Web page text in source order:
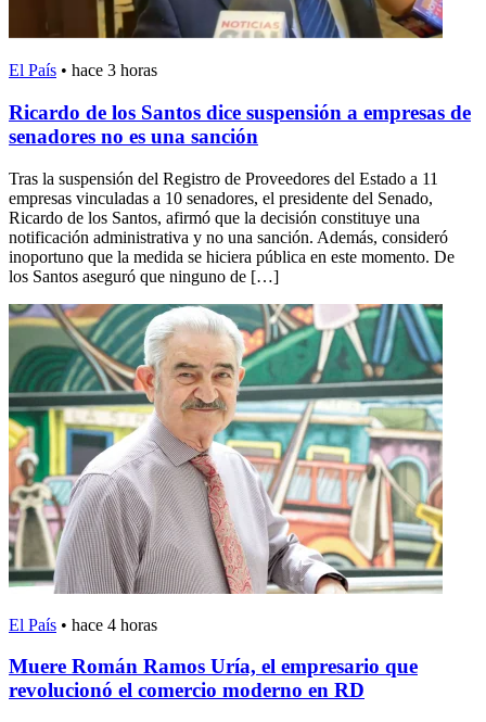
El País • hace 3 horas
Ricardo de los Santos dice suspensión a empresas de
senadores no es una sanción
Tras la suspensión del Registro de Proveedores del Estado a 11
empresas vinculadas a 10 senadores, el presidente del Senado,
Ricardo de los Santos, afirmó que la decisión constituye una
notificación administrativa y no una sanción. Además, consideró
inoportuno que la medida se hiciera pública en este momento. De
los Santos aseguró que ninguno de […]
El País • hace 4 horas
Muere Román Ramos Uría, el empresario que
revolucionó el comercio moderno en RD